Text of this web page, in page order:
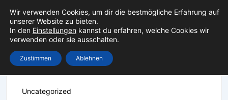
Inhalt
Uncategorized
Wir verwenden Cookies, um dir die bestmögliche Erfahrung auf
unserer Website zu bieten.
In den Einstellungen kannst du erfahren, welche Cookies wir
verwenden oder sie ausschalten.
Zustimmen Ablehnen